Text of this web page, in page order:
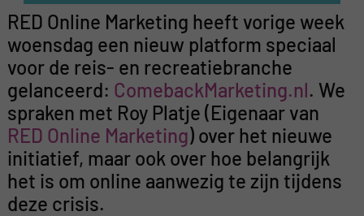
RED Online Marketing heeft vorige week
woensdag een nieuw platform speciaal
voor de reis- en recreatiebranche
gelanceerd: ComebackMarketing.nl. We
spraken met Roy Platje (Eigenaar van
RED Online Marketing) over het nieuwe
initiatief, maar ook over hoe belangrijk
het is om online aanwezig te zijn tijdens
deze crisis.